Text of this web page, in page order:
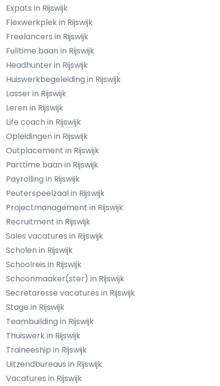
Expats in Rijswijk
Flexwerkplek in Rijswijk
Freelancers in Rijswijk
Fulltime baan in Rijswijk
Headhunter in Rijswijk
Huiswerkbegeleiding in Rijswijk
Lasser in Rijswijk
Leren in Rijswijk
Life coach in Rijswijk
Opleidingen in Rijswijk
Outplacement in Rijswijk
Parttime baan in Rijswijk
Payrolling in Rijswijk
Peuterspeelzaal in Rijswijk
Projectmanagement in Rijswijk
Recruitment in Rijswijk
Sales vacatures in Rijswijk
Scholen in Rijswijk
Schoolreis in Rijswijk
Schoonmaaker(ster) in Rijswijk
Secretaresse vacatures in Rijswijk
Stage in Rijswijk
Teambuilding in Rijswijk
Thuiswerk in Rijswijk
Traineeship in Rijswijk
Uitzendbureaus in Rijswijk
Vacatures in Rijswijk